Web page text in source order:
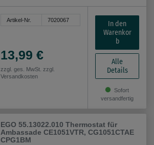
Artikel-Nr. 7020067
13,99 €
zzgl. ges. MwSt. zzgl.
Versandkosten
In den
Warenkor
b
Alle
Details
Sofort
versandfertig
EGO 55.13022.010 Thermostat für
Ambassade CE1051VTR, CG1051CTAE
CPG1BM